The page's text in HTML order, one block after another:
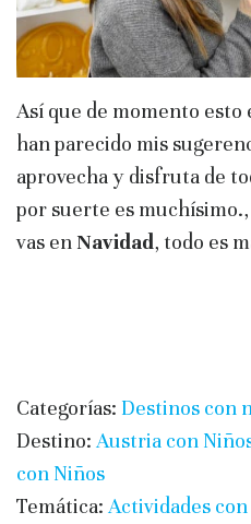
Así que de momento esto
han parecido mis
aprovecha y disfruta de
por suerte es
vas en Navidad, todo es
Categorías: Destinos con
Destino: Austria con
con Niños
Temática: Actividades